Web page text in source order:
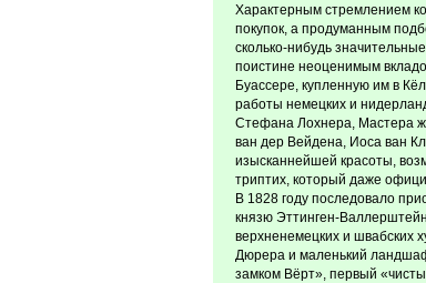
Характерным стремлением
покупок, а продуманным
сколько-нибудь
поистине неоценимым
Буассере, купленную им в
работы немецких и
Стефана Лохнера, Мастера
ван дер Вейдена, Иоса ван
изысканнейшей красоты,
триптих, который даже
В 1828 году последовало
князю Эттинген-
верхненемецких и швабских
Дюрера и маленький
замком Вёрт», первый